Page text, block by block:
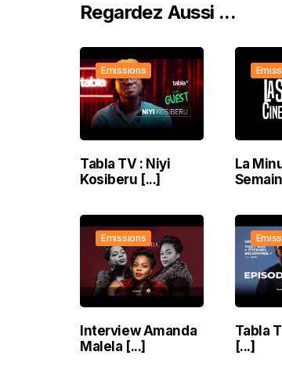
Regardez Aussi ...
Emissions
Tabla TV : Niyi
Kosiberu [...]
La
Emissions
Interview Amanda
Malela [...]
Tabla
[...]